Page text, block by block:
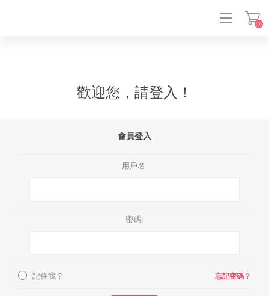
(0)
歡迎您，請登入！
會員登入
用戶名:
密碼:
記住我？ 忘記密碼？